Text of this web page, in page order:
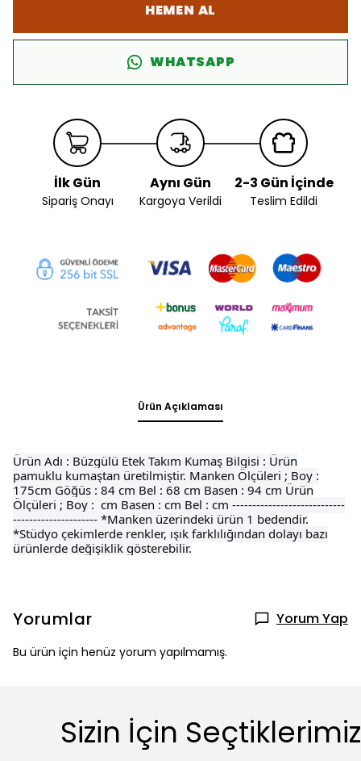
HEMEN AL
WHATSAPP
İlk Gün
Sipariş Onayı
Aynı Gün
Kargoya Verildi
2-3 Gün İçinde
Teslim Edildi
Ürün Açıklaması
Ürün Adı : Büzgülü Etek Takım Kumaş Bilgisi : Ürün
pamuklu kumaştan üretilmiştir. Manken Ölçüleri ; Boy :
175cm Göğüs : 84 cm Bel : 68 cm Basen : 94 cm Ürün
Ölçüleri ; Boy : cm Basen : cm Bel : cm ----------------------------
--------------------- *Manken üzerindeki ürün 1 bedendir.
*Stüdyo çekimlerde renkler, ışık farklılığından dolayı bazı
ürünlerde değişiklik gösterebilir.
Yorumlar Yorum Yap
Bu ürün için henüz yorum yapılmamış.
Sizin İçin Seçtiklerimiz